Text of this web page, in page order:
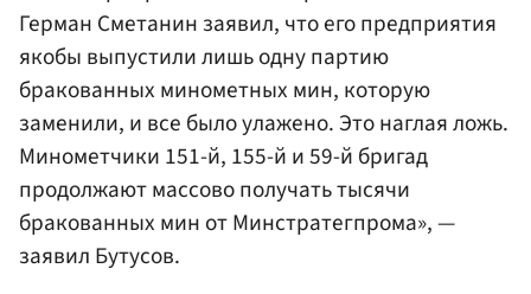
Герман Сметанин заявил, что его предприятия
якобы выпустили лишь одну партию
бракованных минометных мин, которую
заменили, и все было улажено. Это наглая ложь.
Минометчики 151-й, 155-й и 59-й бригад
продолжают массово получать тысячи
бракованных мин от Минстратегпрома», —
заявил Бутусов.